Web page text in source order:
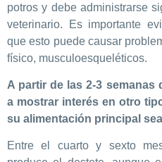
potros y debe administrarse
veterinario. Es importante
que esto puede causar
físico, musculoesqueléticos.
A partir de las 2-3 semanas
a mostrar interés en otro
su alimentación principal
Entre el cuarto y sexto